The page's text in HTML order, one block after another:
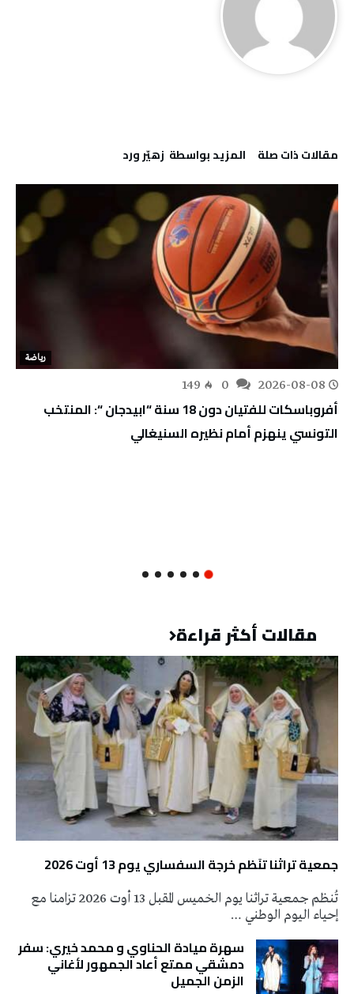
‫مقالات ذات صلة‬ ‫‫المزيد بواسطة‬ ‬ زهيّر‭ ‬ورد
رياضة
2026-08-08
149
أفروباسكات للفتيان دون 18 سنة “ابيدجان “: المنتخب
التونسي ينهزم أمام نظيره السنيغالي
مقالات أكثر قراءة
جمعية تراثنا تنَظم خرجة السفساري يوم 13 أوت 2026
تُنظم جمعية تراثنا يوم الخميس المقبل 13 أوت 2026 تزامنا مع
إحياء اليوم الوطني …
سهرة ميادة الحناوي و محمد خيري: سفر
دمشقي ممتع أعاد الجمهور لأغاني
الزمن الجميل